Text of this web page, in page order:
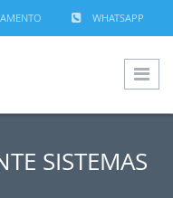
WHATSAPP
SISTEMAS